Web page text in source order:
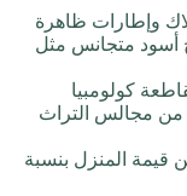
وإطارات ظاهرة
متجانس مثل
كولومبيا
من مجالس التراث
قيمة المنزل بنسبة